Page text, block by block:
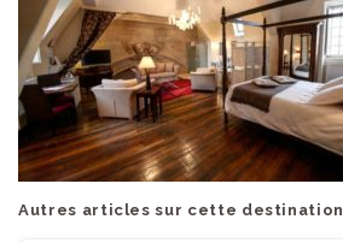
Autres articles sur cette destination